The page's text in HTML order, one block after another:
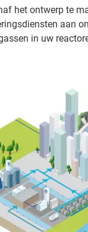
het ontwerp te
aan
in uw